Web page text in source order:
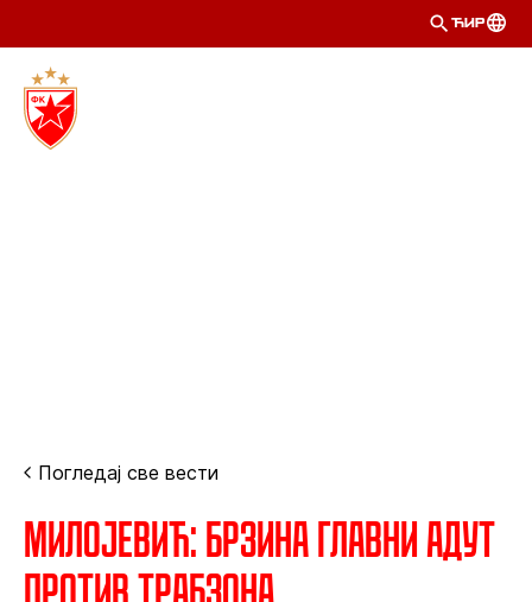
ЋИР
Погледај све вести
Милојевић: Брзина главни адут